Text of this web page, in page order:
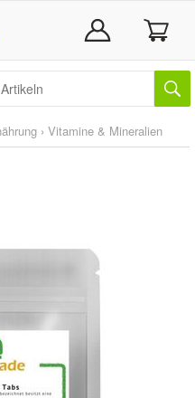
› Vitamine & Mineralien